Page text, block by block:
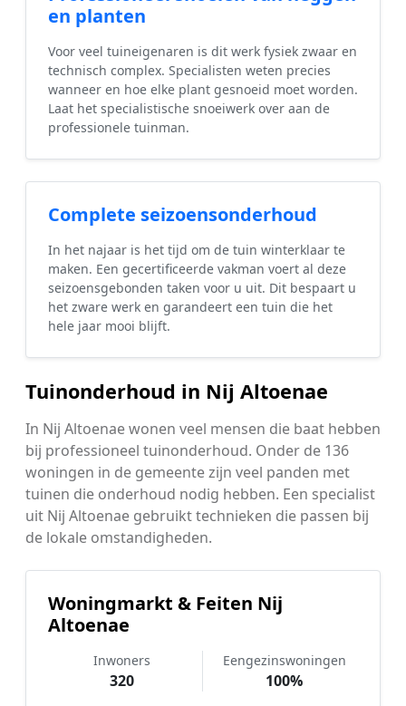
en planten
Voor veel tuineigenaren is dit werk fysiek zwaar en
technisch complex. Specialisten weten precies
wanneer en hoe elke plant gesnoeid moet worden.
Laat het specialistische snoeiwerk over aan de
professionele tuinman.
Complete seizoensonderhoud
In het najaar is het tijd om de tuin winterklaar te
maken. Een gecertificeerde vakman voert al deze
seizoensgebonden taken voor u uit. Dit bespaart u
het zware werk en garandeert een tuin die het
hele jaar mooi blijft.
Tuinonderhoud in Nij Altoenae
In Nij Altoenae wonen veel mensen die baat hebben
bij professioneel tuinonderhoud. Onder de 136
woningen in de gemeente zijn veel panden met
tuinen die onderhoud nodig hebben. Een specialist
uit Nij Altoenae gebruikt technieken die passen bij
de lokale omstandigheden.
Woningmarkt & Feiten Nij
Altoenae
Inwoners
320
Eengezinswoningen
100%